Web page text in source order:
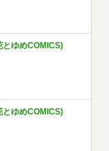
とゆめCOMICS)
とゆめCOMICS)